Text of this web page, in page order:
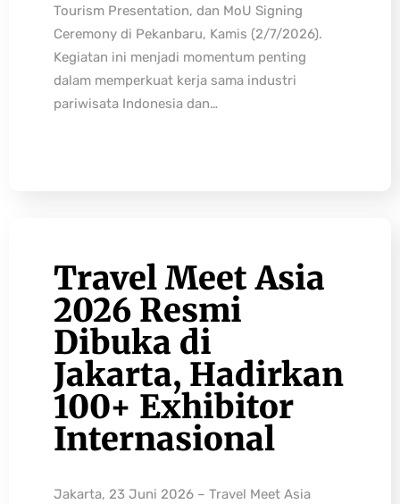
Tourism Presentation, dan MoU Signing
Ceremony di Pekanbaru, Kamis (2/7/2026).
Kegiatan ini menjadi momentum penting
dalam memperkuat kerja sama industri
pariwisata Indonesia dan…
Travel Meet Asia
2026 Resmi
Dibuka di
Jakarta, Hadirkan
100+ Exhibitor
Internasional
Jakarta, 23 Juni 2026 – Travel Meet Asia